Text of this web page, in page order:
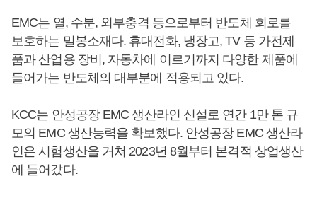
EMC는 열, 수분, 외부충격 등으로부터 반도체 회로를
보호하는 밀봉소재다. 휴대전화, 냉장고, TV 등 가전제
품과 산업용 장비, 자동차에 이르기까지 다양한 제품에
들어가는 반도체의 대부분에 적용되고 있다.
KCC는 안성공장 EMC 생산라인 신설로 연간 1만 톤 규
모의 EMC 생산능력을 확보했다. 안성공장 EMC 생산라
인은 시험생산을 거쳐 2023년 8월부터 본격적 상업생산
에 들어갔다.